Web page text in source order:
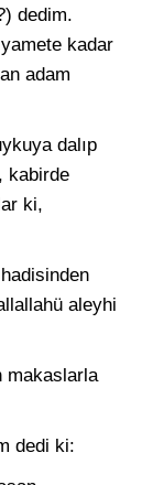
dedim.
kadar
adam
dalıp
kabirde
ki,
aleyhi
makaslarla
dedi ki: